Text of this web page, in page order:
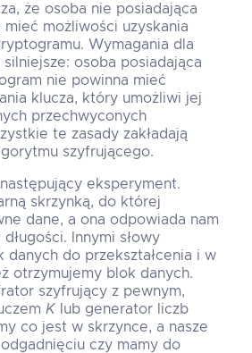
że osoba nie posiadająca
mieć możliwości uzyskania
Wymagania dla
osoba posiadająca
nie powinna mieć
klucza, który umożliwi jej
przechwyconych
te zasady zakładają
szyfrującego.
eksperyment.
skrzynką, do której
dane, a ona odpowiada nam
Innymi słowy
danych do przekształcenia i w
otrzymujemy blok danych.
szyfrujący z pewnym,
K lub generator liczb
co jest w skrzynce, a nasze
czy mamy do